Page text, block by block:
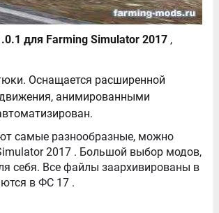
Richard Western BTTA 14/32 v 1.0.1 для Farming Simulator 2017 ,
Оснащается расширенной
движения, анимированными
модов,
себя. Все файлы заархивированы в
архив, легко распаковываются, и легко устанавливаются в ФС 17 .